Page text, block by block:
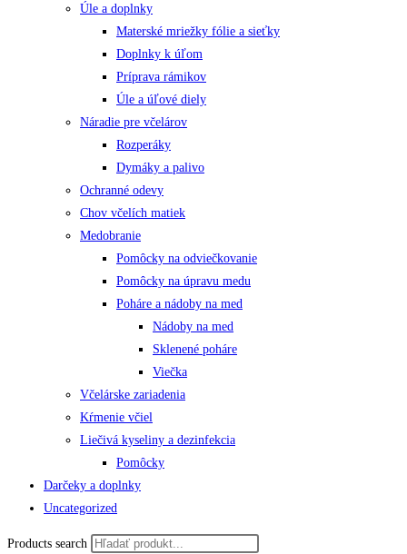
Úle a doplnky
Materské mriežky fólie a sieťky
Doplnky k úľom
Príprava rámikov
Úle a úľové diely
Náradie pre včelárov
Rozperáky
Dymáky a palivo
Ochranné odevy
Chov včelích matiek
Medobranie
Pomôcky na odviečkovanie
Pomôcky na úpravu medu
Poháre a nádoby na med
Nádoby na med
Sklenené poháre
Viečka
Včelárske zariadenia
Kŕmenie včiel
Liečivá kyseliny a dezinfekcia
Pomôcky
Darčeky a doplnky
Uncategorized
Products search